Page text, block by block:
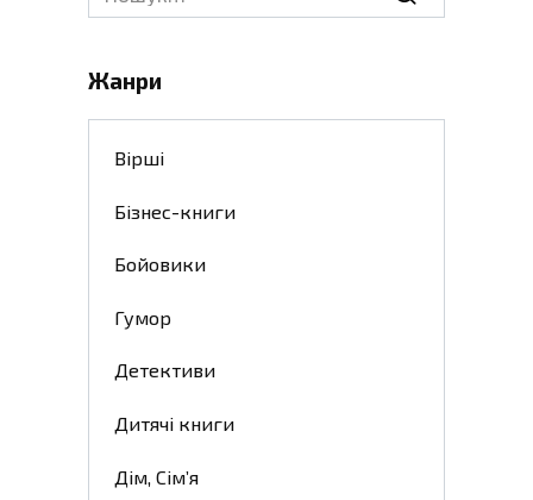
for:
Жанри
Вірші
Бізнес-книги
Бойовики
Гумор
Детективи
Дитячі книги
Дім, Сім’я